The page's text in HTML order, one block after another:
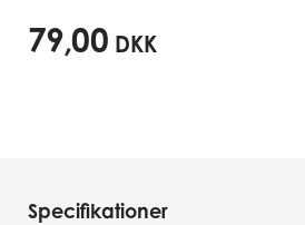
79,00 DKK
Specifikationer